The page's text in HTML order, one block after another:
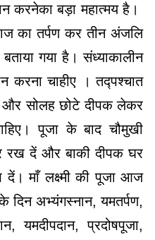
करनेका बड़ा महात्मय है।
का तर्पण कर तीन अंजलि
गया है। संध्याकालीन
करना चाहीए । तद्पश्चात
और सोलह छोटे दीपक लेकर
पूजा के बाद चौमुखी
रख दें और बाकी दीपक घर
माँ लक्ष्मी की पूजा आज
दिन अभ्यंगस्नान, यमतर्पण,
यमदीपदान, प्रदोषपूजा,